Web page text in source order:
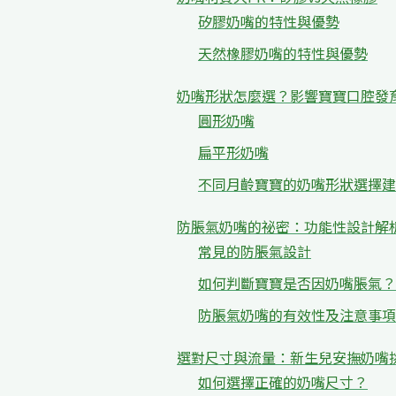
矽膠奶嘴的特性與優勢
天然橡膠奶嘴的特性與優勢
奶嘴形狀怎麼選？影響寶寶口腔發
圓形奶嘴
扁平形奶嘴
不同月齡寶寶的奶嘴形狀選擇建
防脹氣奶嘴的祕密：功能性設計解
常見的防脹氣設計
如何判斷寶寶是否因奶嘴脹氣？
防脹氣奶嘴的有效性及注意事項
選對尺寸與流量：新生兒安撫奶嘴
如何選擇正確的奶嘴尺寸？